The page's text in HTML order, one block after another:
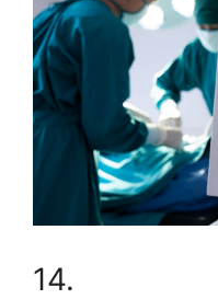
14.